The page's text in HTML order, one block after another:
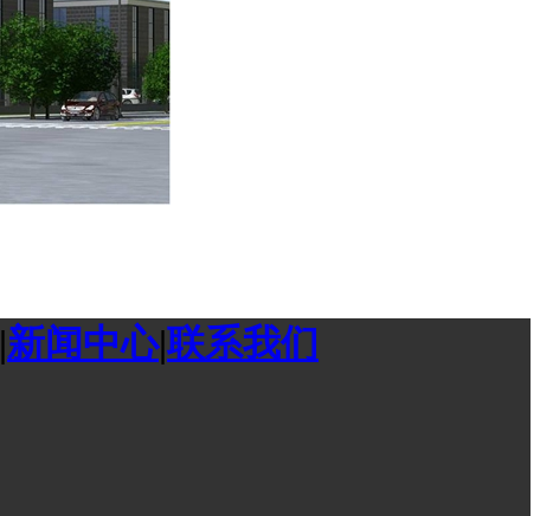
|新闻中心|联系我们